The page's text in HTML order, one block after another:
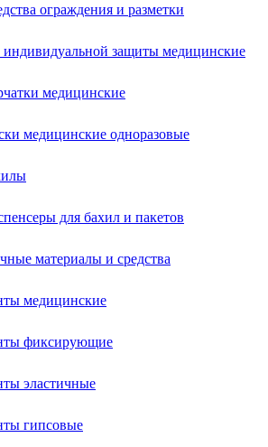
ограждения и разметки
индивидуальной защиты медицинские
медицинские
медицинские одноразовые
для бахил и пакетов
материалы и средства
медицинские
фиксирующие
эластичные
гипсовые